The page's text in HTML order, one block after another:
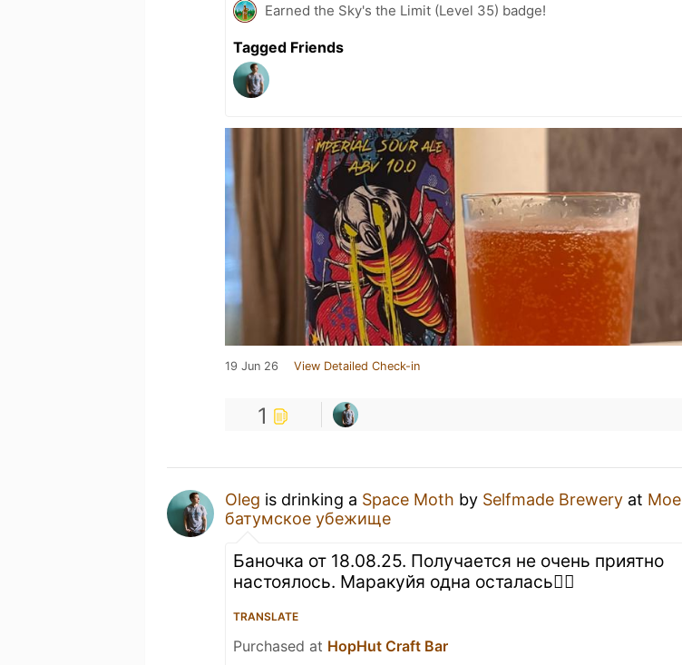
Earned the Sky's the Limit (Level 35) badge!
Tagged Friends
19 Jun 26 View Detailed Check-in
1
Oleg is drinking a Space Moth by Selfmade Brewery at Мое
батумское убежище
Баночка от 18.08.25. Получается не очень приятно
настоялось. Маракуйя одна осталась🤷‍♂️
TRANSLATE
Purchased at HopHut Craft Bar